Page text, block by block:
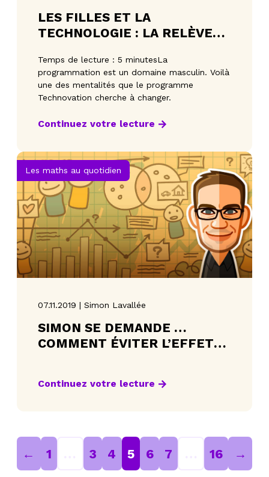
LES FILLES ET LA
TECHNOLOGIE : LA RELÈVE
Temps de lecture : 5 minutesLa
programmation est un domaine masculin. Voilà
une des mentalités que le programme
Technovation cherche à changer.
Continuez votre lecture
Les maths au quotidien
07.11.2019 | Simon Lavallée
SIMON SE DEMANDE …
COMMENT ÉVITER L’EFFET
Continuez votre lecture
← 1 3 4 5 6 7 16 →